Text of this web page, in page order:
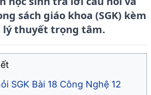
sách giáo khoa (SGK) kèm
thuyết trọng tâm.
SGK Bài 18 Công Nghệ 12